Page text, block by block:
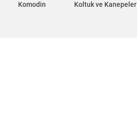
Komodin Koltuk ve Kanepeler